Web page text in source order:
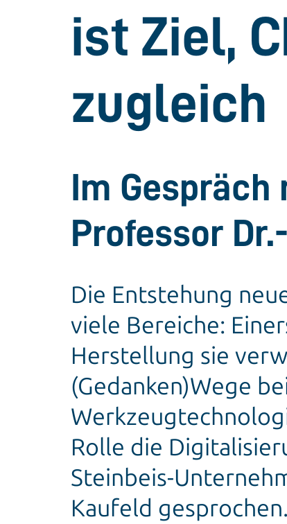
ist Ziel,
zugleich
Im
Professor
Die Entstehung
viele Bereiche:
Herstellung sie
(Gedanken)Wege
Rolle die
Steinbeis-
Kaufeld gesprochen.